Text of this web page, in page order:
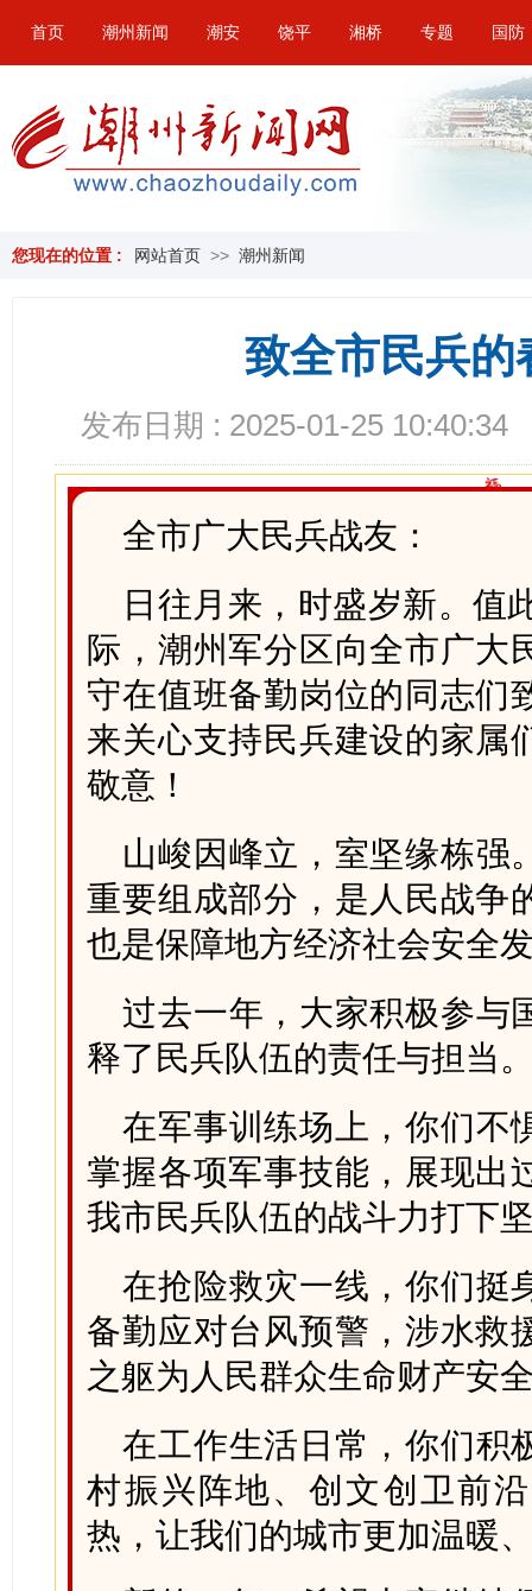
首页 潮州新闻 潮安 饶平 湘桥 专题 国防
您现在的位置 : 网站首页 >> 潮州新闻
致全市民兵的
发布日期 : 2025-01-25 10:40:34
全市广大民兵战友：
日往月来，时盛岁新。值
际，潮州军分区向全市广大
守在值班备勤岗位的同志们
来关心支持民兵建设的家属
敬意！
山峻因峰立，室坚缘栋强
重要组成部分，是人民战争
也是保障地方经济社会安全
过去一年，大家积极参与
释了民兵队伍的责任与担当
在军事训练场上，你们不
掌握各项军事技能，展现出
我市民兵队伍的战斗力打下
在抢险救灾一线，你们挺
备勤应对台风预警，涉水救
之躯为人民群众生命财产安
在工作生活日常，你们积
村振兴阵地、创文创卫前
热，让我们的城市更加温暖